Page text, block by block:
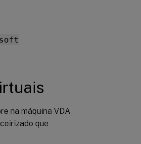
na máquina VDA
que